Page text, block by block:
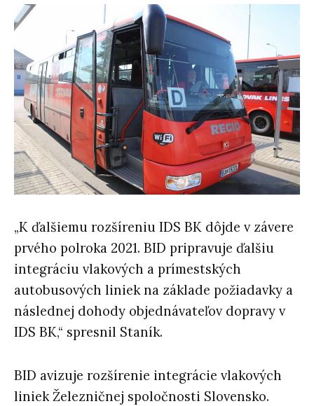
„K ďalšiemu rozšíreniu IDS BK dôjde v závere
prvého polroka 2021. BID pripravuje ďalšiu
integráciu vlakových a prímestských
autobusových liniek na základe požiadavky a
následnej dohody objednávateľov dopravy v
IDS BK,“ spresnil Staník.
BID avizuje rozšírenie integrácie vlakových
liniek Železničnej spoločnosti Slovensko.